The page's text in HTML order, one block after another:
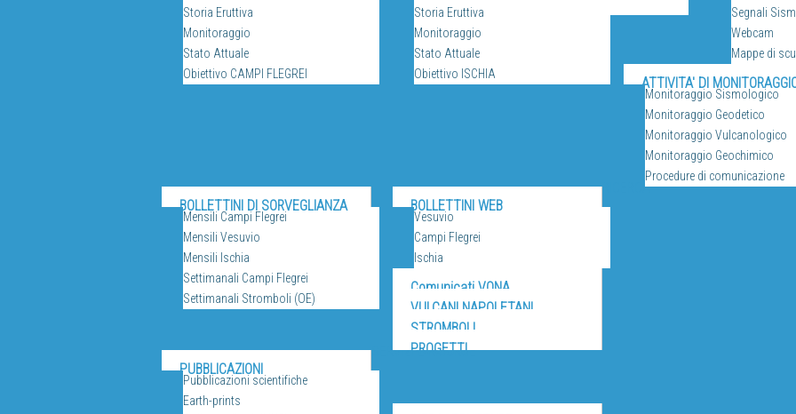
Storia Eruttiva
Monitoraggio
Stato Attuale
Obiettivo CAMPI FLEGREI
Storia Eruttiva
Monitoraggio
Stato Attuale
Obiettivo ISCHIA
Segnali
Webcam
Mappe di
ATTIVITA' DI
Monitoraggio Sismologico
Monitoraggio Geodetico
Monitoraggio Vulcanologico
Monitoraggio Geochimico
Procedure di comunicazione
BOLLETTINI DI SORVEGLIANZA
Mensili Campi Flegrei
Mensili Vesuvio
Mensili Ischia
Settimanali Campi Flegrei
Settimanali Stromboli (OE)
BOLLETTINI WEB
Vesuvio
Campi Flegrei
Ischia
Comunicati VONA
RICERCA
VULCANI NAPOLETANI
STROMBOLI
PROGETTI
PUBBLICAZIONI
Pubblicazioni scientifiche
Earth-prints
SERVIZI E RISORSE